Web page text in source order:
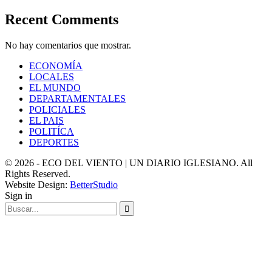
Recent Comments
No hay comentarios que mostrar.
ECONOMÍA
LOCALES
EL MUNDO
DEPARTAMENTALES
POLICIALES
EL PAIS
POLITÍCA
DEPORTES
© 2026 - ECO DEL VIENTO | UN DIARIO IGLESIANO. All
Rights Reserved.
Website Design: BetterStudio
Sign in